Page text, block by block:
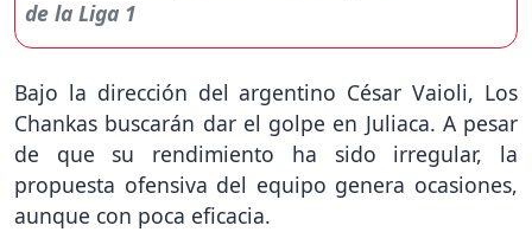
Bajo la dirección del argentino César Vaioli, Los
Chankas buscarán dar el golpe en Juliaca. A pesar
de que su rendimiento ha sido irregular, la
propuesta ofensiva del equipo genera ocasiones,
aunque con poca eficacia.